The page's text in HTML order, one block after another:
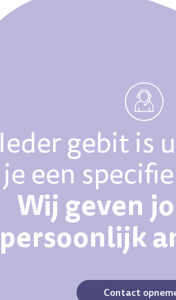
Ieder gebit is
je een
Wij geven
persoonlijk
Contact